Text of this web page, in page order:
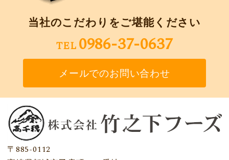
当社のこだわりをご堪能ください
TEL 0986-37-0637
メールでのお問い合わせ
〒885-0112